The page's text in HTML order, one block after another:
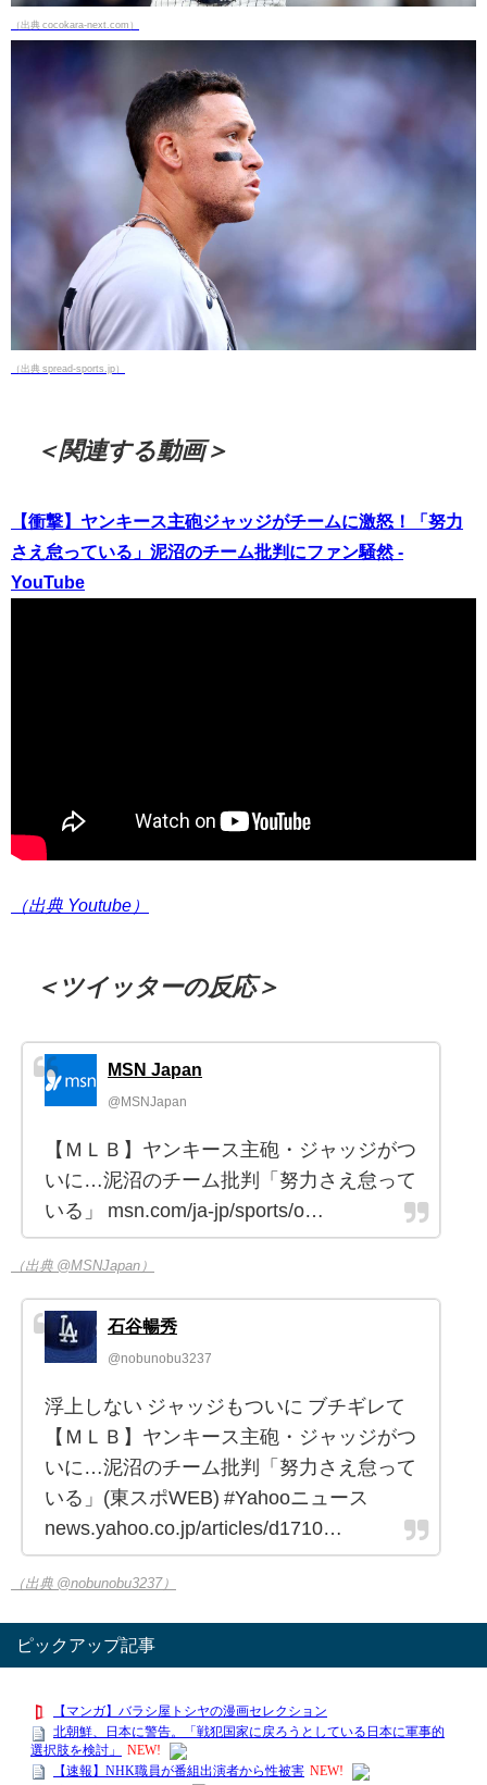
（出典 cocokara-next.com）
（出典 spread-sports.jp）
＜関連する動画＞
【衝撃】ヤンキース主砲ジャッジがチームに激怒！「努力
さえ怠っている」泥沼のチーム批判にファン騒然 -
YouTube
（出典 Youtube）
＜ツイッターの反応＞
MSN Japan
@MSNJapan
【ＭＬＢ】ヤンキース主砲・ジャッジがつ
いに…泥沼のチーム批判「努力さえ怠って
いる」 msn.com/ja-jp/sports/o…
（出典 @MSNJapan）
石谷暢秀
@nobunobu3237
浮上しない ジャッジもついに ブチギレて
【ＭＬＢ】ヤンキース主砲・ジャッジがつ
いに…泥沼のチーム批判「努力さえ怠って
いる」(東スポWEB) #Yahooニュース
news.yahoo.co.jp/articles/d1710…
（出典 @nobunobu3237）
ピックアップ記事